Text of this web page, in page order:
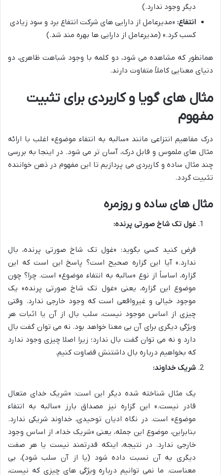
دیگر وجود ندارد.)
انتفاع: «مدیرعامل از دارایی های شرکت انتفاع برد و سود زیادی
کسب کرد.» (مدیرعامل از دارایی ها بهره مند شد.)
همانطور که مشاهده می شود، دو کلمه با وجود شباهت ظاهری، دو
دنیای معنایی کاملاً متفاوت دارند.
مثال های گویا و کاربردی برای تثبیت
مفهوم
درک مفاهیم انتزاعی مانند «سالبه به انتفاء موضوع» اغلب با ارائه
مثال های ملموس و قابل درک، آسان تر می شود. در اینجا به بررسی
چند مثال ساده و کاربردی می پردازیم تا این مفهوم در ذهن خواننده
تثبیت گردد.
مثال های ساده و روزمره
غول تک شاخ صورتی پرنده:
فرض کنید کسی بگوید: «غول تک شاخ صورتی پرنده، بال
ندارد.» آیا این گزاره صحیح است؟ پاسخ این است که این
گزاره، اساساً از نوع «سالبه به انتفاء موضوع» است. چرا؟ چون
موضوع این گزاره، یعنی «غول تک شاخ صورتی پرنده» یک
موجود خیالی و غیرواقعی است که وجود خارجی ندارد. وقتی
چیزی از اساس موجود نیست، سلب بال از آن یا اثبات هر
ویژگی دیگری برای آن بی معنا خواهد بود. نه می توان گفت بال
دارد و نه می توان گفت بال ندارد؛ زیرا اصلا چیزی وجود ندارد
که بخواهیم درباره بال داشتنش قضاوت کنیم.
شریک خداوند:
یک مثال شناخته شده دیگر این است: «شریک خدای متعال
قادر نیست.» این گزاره نیز مصداق بارز «سالبه به انتفاء
موضوع» است. در نگاه ادیان توحیدی، خداوند شریکی ندارد.
بنابراین، موضوع این جمله، یعنی «شریک خدا»، از اساس وجود
خارجی ندارد. در نتیجه، اینکه قدرتمند نیست یا هر صفت
دیگری به آن نسبت داده شود (یا از آن سلب شود)، بی
معناست. ما نمی توانیم درباره ویژگی های چیزی که نیست،